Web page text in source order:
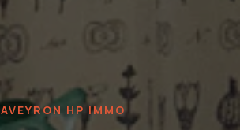
AVEYRON HP IMMO